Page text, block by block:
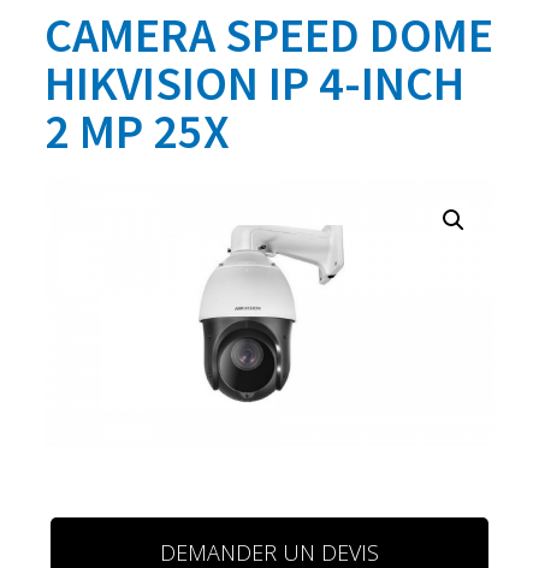
CAMERA SPEED DOME
HIKVISION IP 4-INCH
2 MP 25X
DEMANDER UN DEVIS